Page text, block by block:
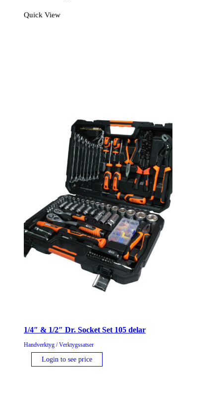
Quick View
1/4″ & 1/2″ Dr. Socket Set 105 delar
Handverktyg / Verktygssatser
Login to see price